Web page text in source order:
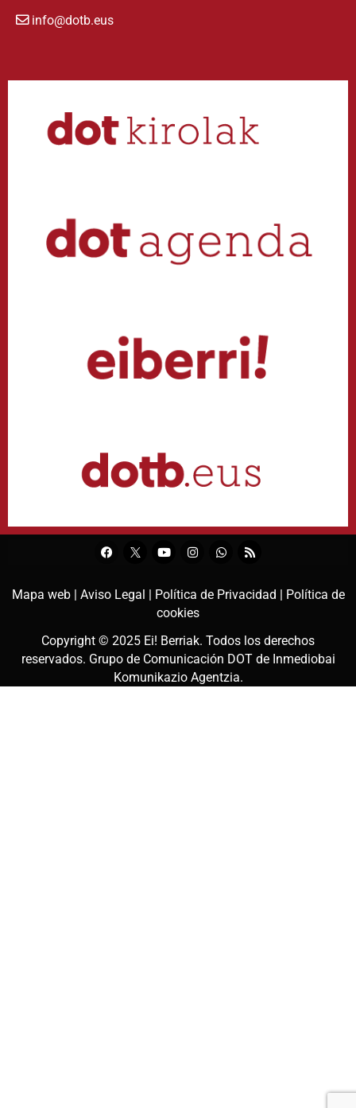
info@dotb.eus
Mapa web | Aviso Legal | Política de Privacidad |
Política de
cookies
Copyright © 2025 Ei! Berriak. Todos los derechos
reservados. Grupo de Comunicación DOT de Inmediobai
Komunikazio Agentzia.